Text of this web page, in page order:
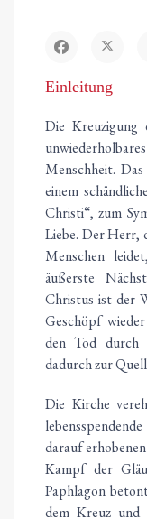
Einleitung
Die Kreuzigung
Menschheit.
einem
Christi“, zum
Liebe. Der Herr,
Menschen
äußerste
Christus ist der
Geschöpf
den Tod
dadurch zur
Die Kirche
darauf
Kampf der
Paphlagon
dem Kreuz und